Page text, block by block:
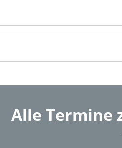
Alle Termine